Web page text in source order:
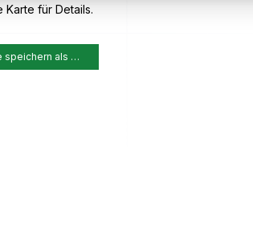
Karte für Details.
speichern als …